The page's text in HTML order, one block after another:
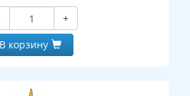
+
В корзину